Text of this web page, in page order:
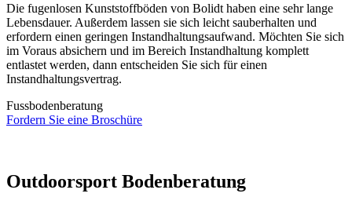
Die fugenlosen Kunststoffböden von Bolidt haben eine sehr lange
Lebensdauer. Außerdem lassen sie sich leicht sauberhalten und
erfordern einen geringen Instandhaltungsaufwand. Möchten Sie sich
im Voraus absichern und im Bereich Instandhaltung komplett
entlastet werden, dann entscheiden Sie sich für einen
Instandhaltungsvertrag.
Fussbodenberatung
Fordern Sie eine Broschüre
Outdoorsport Bodenberatung